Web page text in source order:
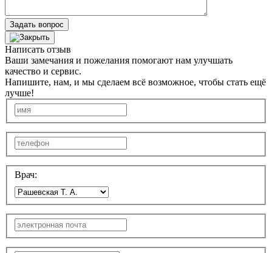
Задать вопрос
Написать отзыв
Ваши замечания и пожелания помогают нам улучшать
качество и сервис.
Напишите, нам, и мы сделаем всё возможное, чтобы стать ещё
лучше!
Врач: